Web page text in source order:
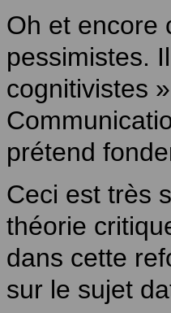
Oh et encore
pessimistes.
cognitivistes
prétend
Ceci est très
théorie
dans cette
sur le sujet